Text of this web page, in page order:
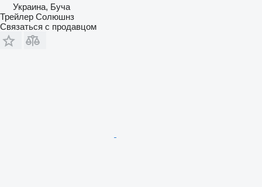
Украина, Буча
Трейлер Солюшнз
Связаться с продавцом